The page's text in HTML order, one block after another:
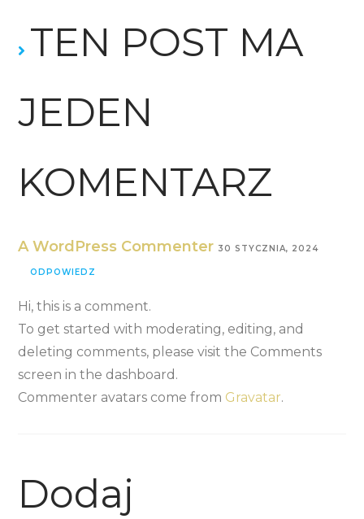
TEN POST MA
JEDEN
KOMENTARZ
A WordPress Commenter 30 STYCZNIA, 2024
ODPOWIEDZ
Hi, this is a comment.
To get started with moderating, editing, and
deleting comments, please visit the Comments
screen in the dashboard.
Commenter avatars come from Gravatar.
Dodaj